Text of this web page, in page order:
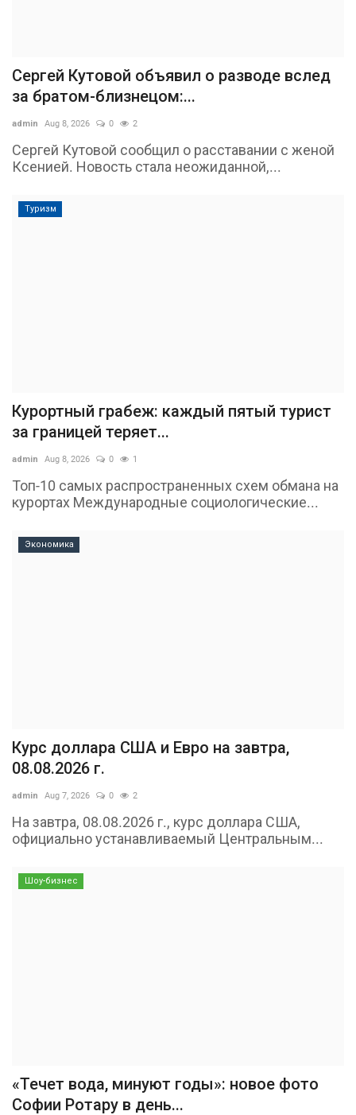
Сергей Кутовой объявил о разводе вслед
за братом-близнецом:...
admin Aug 8, 2026 0 2
Сергей Кутовой сообщил о расставании с женой
Ксенией. Новость стала неожиданной,...
Туризм
Курортный грабеж: каждый пятый турист
за границей теряет...
admin Aug 8, 2026 0 1
Топ-10 самых распространенных схем обмана на
курортах Международные социологические...
Экономика
Курс доллара США и Евро на завтра,
08.08.2026 г.
admin Aug 7, 2026 0 2
На завтра, 08.08.2026 г., курс доллара США,
официально устанавливаемый Центральным...
Шоу-бизнес
«Течет вода, минуют годы»: новое фото
Софии Ротару в день...